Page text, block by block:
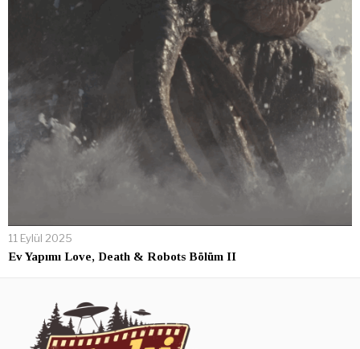
11 Eylül 2025
Ev Yapımı Love, Death & Robots Bölüm II